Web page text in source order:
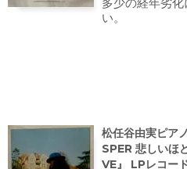
い。
松任谷由実ピア
SPER 悲しいほ
VE』 LPレコー